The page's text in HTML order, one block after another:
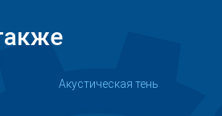
Акустическая тень